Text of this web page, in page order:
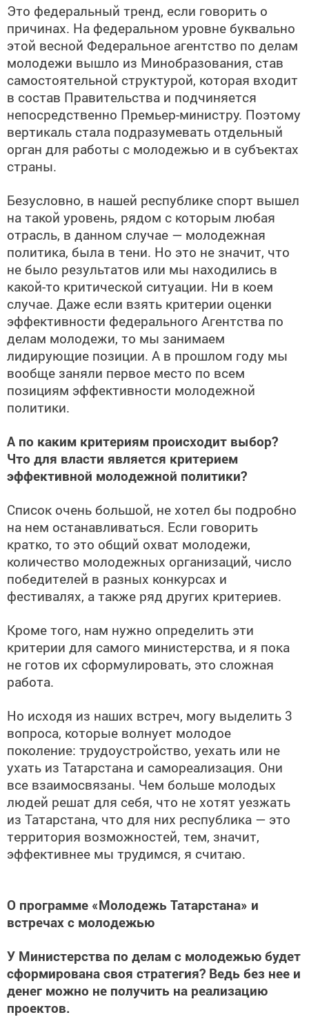
Это федеральный тренд, если говорить о
причинах. На федеральном уровне буквально
этой весной Федеральное агентство по делам
молодежи вышло из Минобразования, став
самостоятельной структурой, которая входит
в состав Правительства и подчиняется
непосредственно Премьер-министру. Поэтому
вертикаль стала подразумевать отдельный
орган для работы с молодежью и в субъектах
страны.
Безусловно, в нашей республике спорт вышел
на такой уровень, рядом с которым любая
отрасль, в данном случае — молодежная
политика, была в тени. Но это не значит, что
не было результатов или мы находились в
какой-то критической ситуации. Ни в коем
случае. Даже если взять критерии оценки
эффективности федерального Агентства по
делам молодежи, то мы занимаем
лидирующие позиции. А в прошлом году мы
вообще заняли первое место по всем
позициям эффективности молодежной
политики.
А по каким критериям происходит выбор?
Что для власти является критерием
эффективной молодежной политики?
Список очень большой, не хотел бы подробно
на нем останавливаться. Если говорить
кратко, то это общий охват молодежи,
количество молодежных организаций, число
победителей в разных конкурсах и
фестивалях, а также ряд других критериев.
Кроме того, нам нужно определить эти
критерии для самого министерства, и я пока
не готов их сформулировать, это сложная
работа.
Но исходя из наших встреч, могу выделить 3
вопроса, которые волнует молодое
поколение: трудоустройство, уехать или не
ухать из Татарстана и самореализация. Они
все взаимосвязаны. Чем больше молодых
людей решат для себя, что не хотят уезжать
из Татарстана, что для них республика — это
территория возможностей, тем, значит,
эффективнее мы трудимся, я считаю.
О программе «Молодежь Татарстана» и
встречах с молодежью
У Министерства по делам с молодежью будет
сформирована своя стратегия? Ведь без нее и
денег можно не получить на реализацию
проектов.